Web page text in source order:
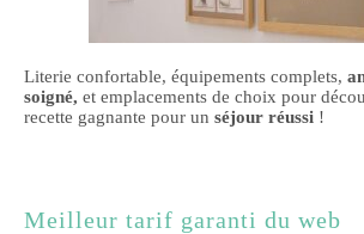
Literie confortable, équipements complets,
soigné, et emplacements de choix pour
recette gagnante pour un séjour réussi !
Meilleur tarif garanti du web